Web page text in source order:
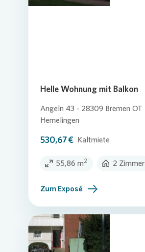
Helle Wohnung mit Balkon
Angeln 43 - 28309 Bremen OT
Hemelingen
530,67 € Kaltmiete
55,86 m2 2 Zimmer
Zum Exposé